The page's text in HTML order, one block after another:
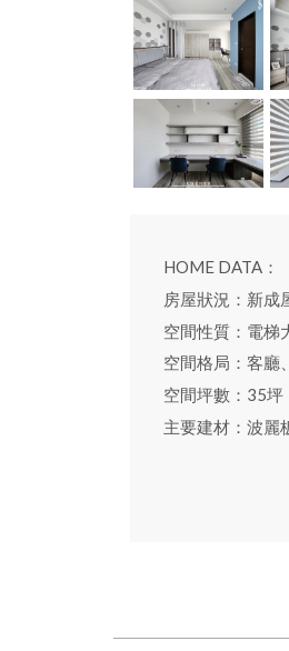
HOME DATA：
房屋狀況：新成
空間性質：電梯
空間格局：客廳
空間坪數：35坪
主要建材：波麗